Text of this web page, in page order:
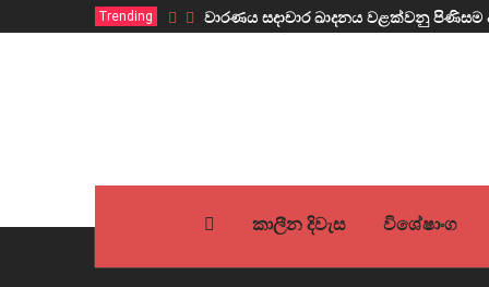
Trending වාරණය සදාචාර ඛාදනය වළක්වනු පිණිසම
කාලීන දිවැස විශේෂාංග